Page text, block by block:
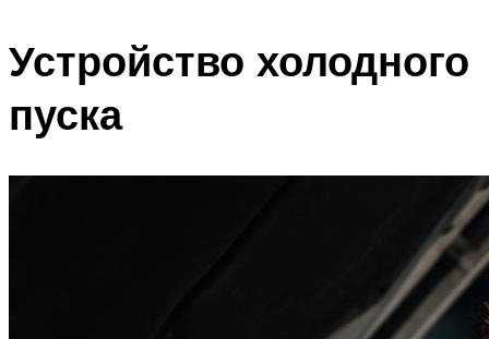
Устройство холодного
пуска